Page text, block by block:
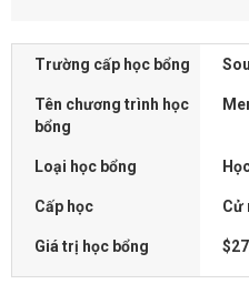
Trường cấp học bổng
Tên chương trình học
bổng
Loại học bổng
Cấp học Cử
Giá trị học bổng